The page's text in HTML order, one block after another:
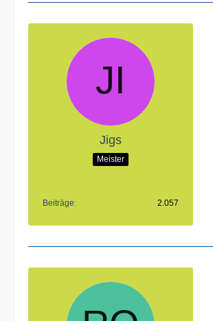
Jigs
Meister
Beiträge 2.057